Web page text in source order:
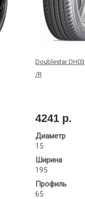
Doublestar DH03
/R
4241 р.
Диаметр
15
Ширина
195
Профиль
65